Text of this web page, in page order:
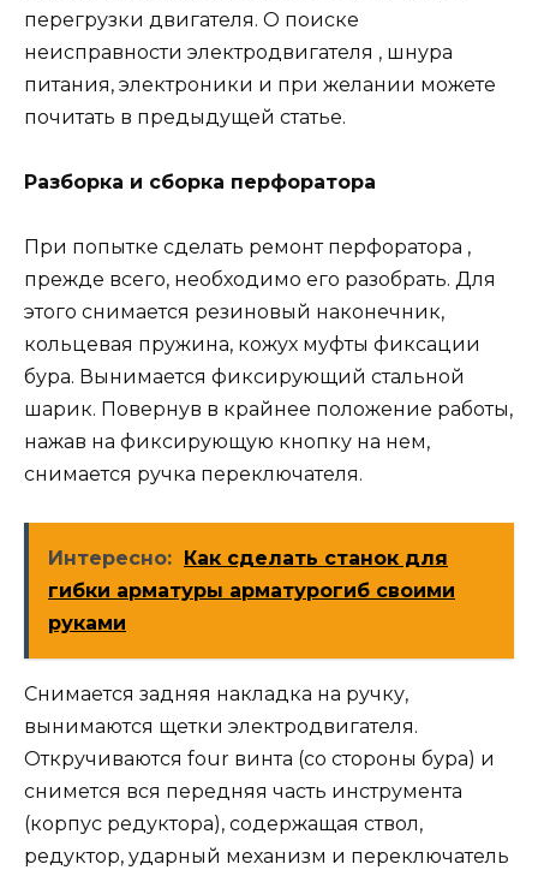
перегрузки двигателя. О поиске
неисправности электродвигателя , шнура
питания, электроники и при желании можете
почитать в предыдущей статье.
Разборка и сборка перфоратора
При попытке сделать ремонт перфоратора ,
прежде всего, необходимо его разобрать. Для
этого снимается резиновый наконечник,
кольцевая пружина, кожух муфты фиксации
бура. Вынимается фиксирующий стальной
шарик. Повернув в крайнее положение работы,
нажав на фиксирующую кнопку на нем,
снимается ручка переключателя.
Интересно:
Как сделать станок для
гибки арматуры арматурогиб своими
руками
Снимается задняя накладка на ручку,
вынимаются щетки электродвигателя.
Откручиваются four винта (со стороны бура) и
снимется вся передняя часть инструмента
(корпус редуктора), содержащая ствол,
редуктор, ударный механизм и переключатель